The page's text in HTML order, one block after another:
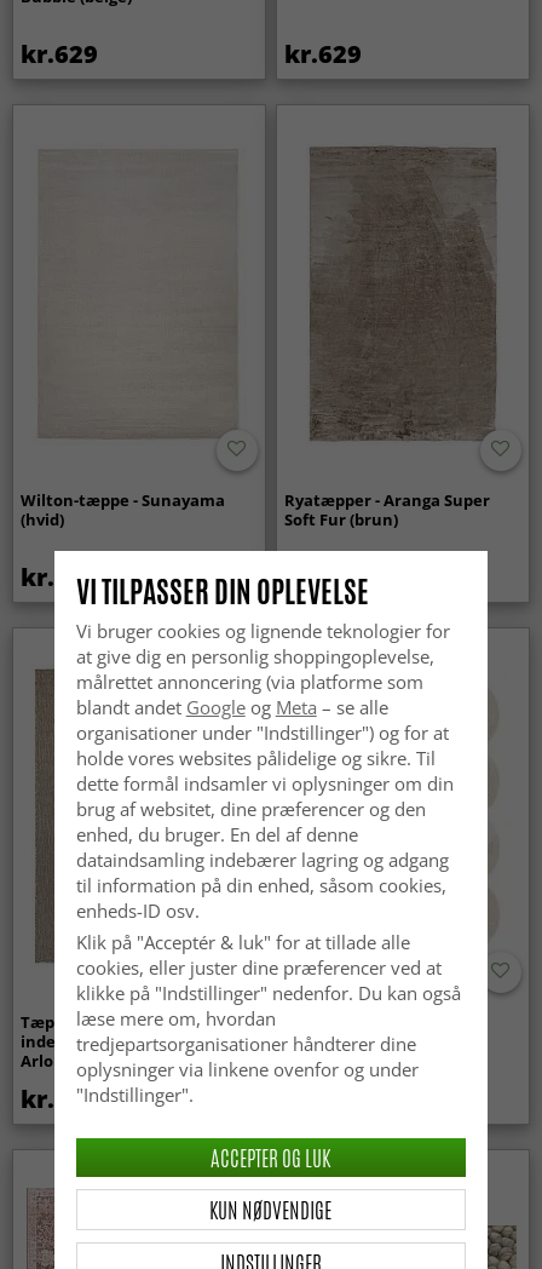
kr.629 kr.629
Wilton-tæppe - Sunayama
(hvid)
kr.419
Ryatæpper - Aranga Super
Soft Fur (brun)
kr.259
Tæpper til
indendørs/udendørs brug -
Arlo (beige)
kr.439
Nyhed
Super Soft Fur (beige)
Nyhed
VI TILPASSER DIN OPLEVELSE
Vi bruger cookies og lignende teknologier for
at give dig en personlig shoppingoplevelse,
målrettet annoncering (via platforme som
blandt andet Googleog Meta – se alle
organisationer under "Indstillinger") og for at
holde vores websites pålidelige og sikre. Til
dette formål indsamler vi oplysninger om din
brug af websitet, dine præferencer og den
enhed, du bruger. En del af denne
dataindsamling indebærer lagring og adgang
til information på din enhed, såsom cookies,
enheds-ID osv.
Klik på "Acceptér & luk" for at tillade alle
cookies, eller juster dine præferencer ved at
klikke på "Indstillinger" nedenfor. Du kan også
læse mere om, hvordan
tredjepartsorganisationer håndterer dine
oplysninger via linkene ovenfor og under
"Indstillinger".
KUN NØDVENDIGE
ACCEPTER OG LUK